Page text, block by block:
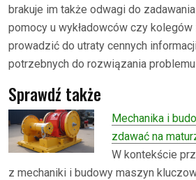
brakuje im także odwagi do
pomocy u wykładowców czy kolegów
prowadzić do utraty cennych
potrzebnych do rozwiązania
Sprawdź także
Mechanika i
zdawać na
W kontekście
z mechaniki i budowy maszyn